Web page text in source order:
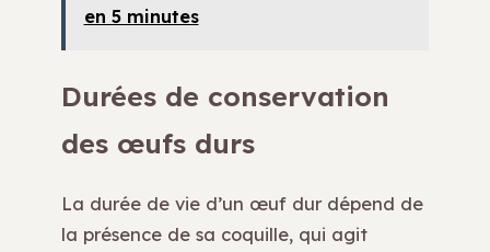
en 5 minutes
Durées de conservation
des œufs durs
La durée de vie d’un œuf dur dépend de
la présence de sa coquille, qui agit